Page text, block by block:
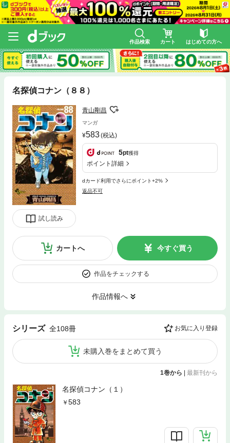
作品検索 カート はじめての方へ
名探偵コナン（８８）
試し読み
青山剛昌
マンガ
583(税込)
5pt獲得
ポイント詳細
dカード利用でさらにポイント+2%
返品不可
カートへ 今すぐ買う
作品をチェックする
作品情報へ
シリーズ 全108冊 お気に入り登録
未購入巻をまとめて買う
1巻から 最新刊から
名探偵コナン（１）
583